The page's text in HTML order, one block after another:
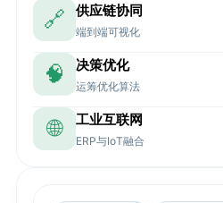
🔗 供应链协同
端到端可视化
🧠 决策优化
运筹优化算法
🌐 工业互联网
ERP与IoT融合